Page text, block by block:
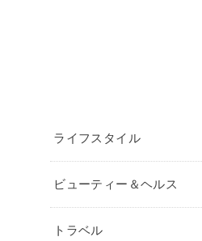
ライフスタイル
ビューティー＆ヘルス
トラベル